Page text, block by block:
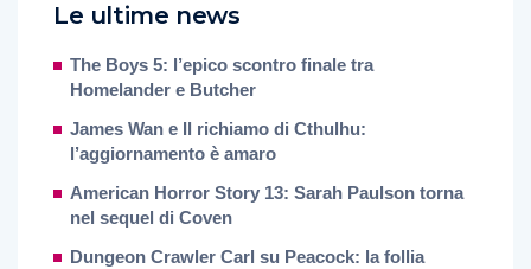
Le ultime news
The Boys 5: l’epico scontro finale tra
Homelander e Butcher
James Wan e Il richiamo di Cthulhu:
l’aggiornamento è amaro
American Horror Story 13: Sarah Paulson torna
nel sequel di Coven
Dungeon Crawler Carl su Peacock: la follia